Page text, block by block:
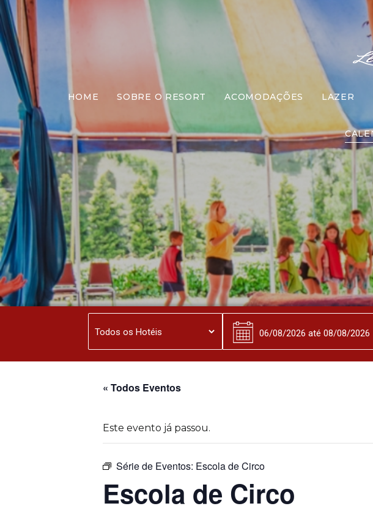
HOME SOBRE O RESORT ACOMODAÇÕES LAZER
« Todos Eventos
Este evento já passou.
Série de Eventos: Escola de Circo
Escola de Circo